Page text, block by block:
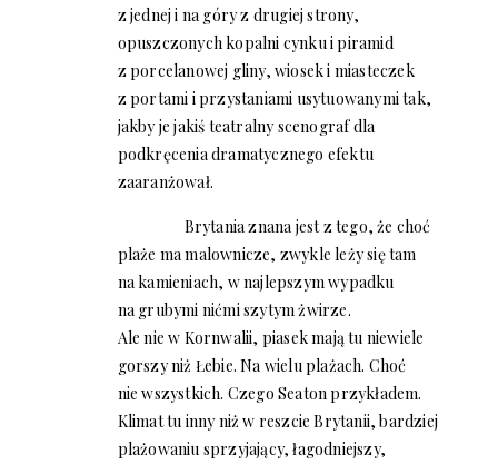
z jednej i na góry z drugiej strony,
opuszczonych kopalni cynku i piramid
z porcelanowej gliny, wiosek i miasteczek
z portami i przystaniami usytuowanymi tak,
jakby je jakiś teatralny scenograf dla
podkręcenia dramatycznego efektu
zaaranżował.
Brytania znana jest z tego, że choć
plaże ma malownicze, zwykle leży się tam
na kamieniach, w najlepszym wypadku
na grubymi nićmi szytym żwirze.
Ale nie w Kornwalii, piasek mają tu niewiele
gorszy niż Łebie. Na wielu plażach. Choć
nie wszystkich. Czego Seaton przykładem.
Klimat tu inny niż w reszcie Brytanii, bardziej
plażowaniu sprzyjający, łagodniejszy,